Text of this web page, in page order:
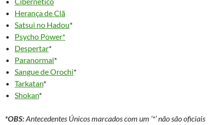
Herança de Clã
Satsui no Hadou*
Psycho Power*
Despertar*
Paranormal*
Sangue de Orochi*
Tarkatan*
Shokan*
*OBS:Antecedentes Únicos marcados com um ‘*’ não são oficiais